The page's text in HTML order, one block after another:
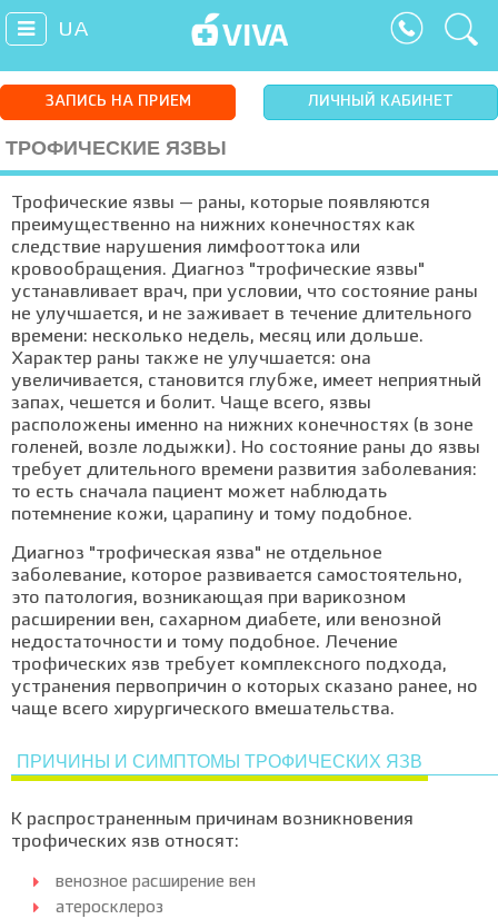
UA
ЗАПИСЬ НА ПРИЕМ ЛИЧНЫЙ КАБИНЕТ
ТРОФИЧЕСКИЕ ЯЗВЫ
Трофические язвы — раны, которые появляются
преимущественно на нижних конечностях как
следствие нарушения лимфооттока или
кровообращения. Диагноз "трофические язвы"
устанавливает врач, при условии, что состояние раны
не улучшается, и не заживает в течение длительного
времени: несколько недель, месяц или дольше.
Характер раны также не улучшается: она
увеличивается, становится глубже, имеет неприятный
запах, чешется и болит. Чаще всего, язвы
расположены именно на нижних конечностях (в зоне
голеней, возле лодыжки). Но состояние раны до язвы
требует длительного времени развития заболевания:
то есть сначала пациент может наблюдать
потемнение кожи, царапину и тому подобное.
Диагноз "трофическая язва" не отдельное
заболевание, которое развивается самостоятельно,
это патология, возникающая при варикозном
расширении вен, сахарном диабете, или венозной
недостаточности и тому подобное. Лечение
трофических язв требует комплексного подхода,
устранения первопричин о которых сказано ранее, но
чаще всего хирургического вмешательства.
ПРИЧИНЫ И СИМПТОМЫ ТРОФИЧЕСКИХ ЯЗВ
К распространенным причинам возникновения
трофических язв относят:
венозное расширение вен
атеросклероз